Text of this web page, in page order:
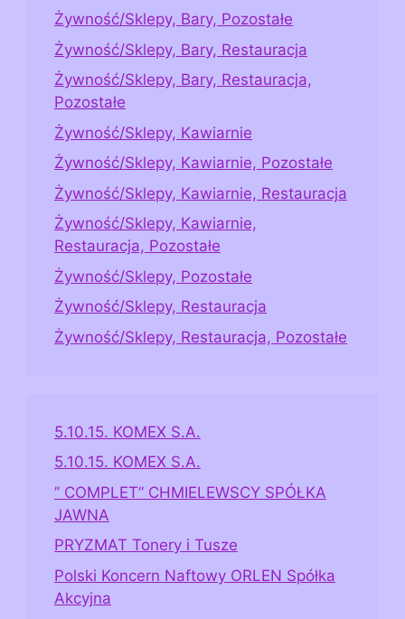
Żywność/Sklepy, Bary, Pozostałe
Żywność/Sklepy, Bary, Restauracja
Żywność/Sklepy, Bary, Restauracja,
Pozostałe
Żywność/Sklepy, Kawiarnie
Żywność/Sklepy, Kawiarnie, Pozostałe
Żywność/Sklepy, Kawiarnie, Restauracja
Żywność/Sklepy, Kawiarnie,
Restauracja, Pozostałe
Żywność/Sklepy, Pozostałe
Żywność/Sklepy, Restauracja
Żywność/Sklepy, Restauracja, Pozostałe
5.10.15. KOMEX S.A.
5.10.15. KOMEX S.A.
” COMPLET” CHMIELEWSCY SPÓŁKA
JAWNA
PRYZMAT Tonery i Tusze
Polski Koncern Naftowy ORLEN Spółka
Akcyjna